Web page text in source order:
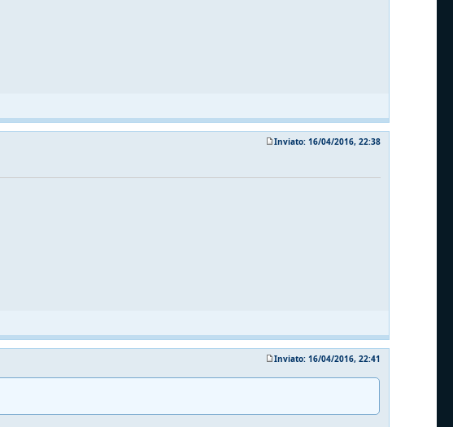
Inviato: 16/04/2016, 22:38
Inviato: 16/04/2016, 22:41